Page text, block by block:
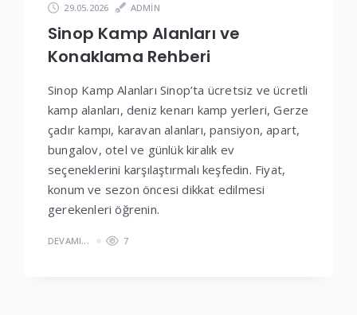
29.05.2026 ADMIN
Sinop Kamp Alanları ve
Konaklama Rehberi
Sinop Kamp Alanları Sinop’ta ücretsiz ve ücretli
kamp alanları, deniz kenarı kamp yerleri, Gerze
çadır kampı, karavan alanları, pansiyon, apart,
bungalov, otel ve günlük kiralık ev
seçeneklerini karşılaştırmalı keşfedin. Fiyat,
konum ve sezon öncesi dikkat edilmesi
gerekenleri öğrenin.
DEVAMI... 7